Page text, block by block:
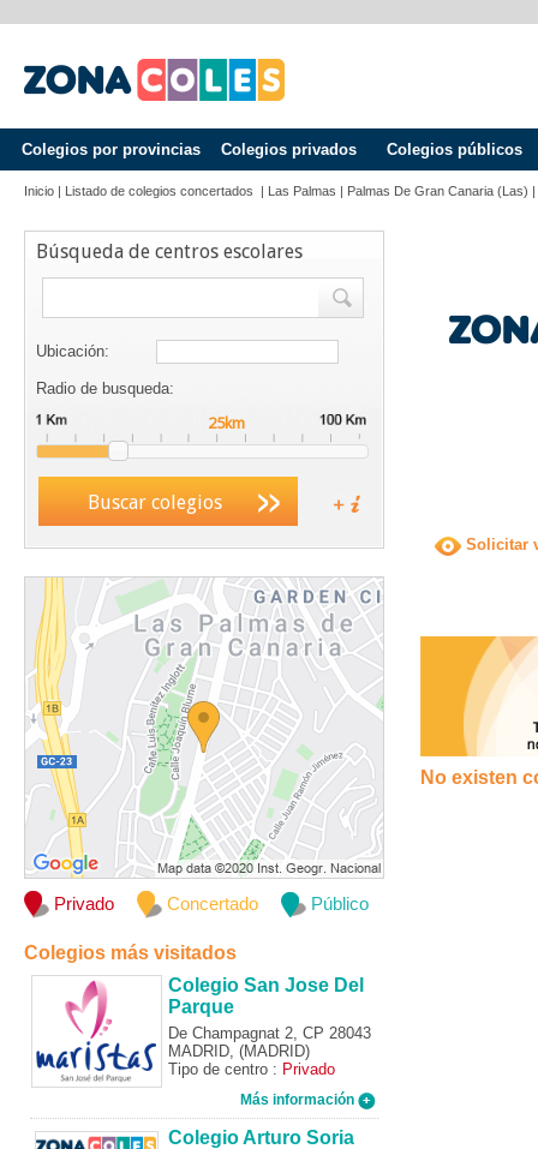
Colegios por provincias Colegios privados Colegios públicos
Inicio | Listado de colegios concertados | Las Palmas | Palmas De Gran Canaria (las) |
Búsqueda de centros escolares
Ubicación:
Radio de busqueda:
Buscar colegios
Privado Concertado Público
Colegios más visitados
Colegio San Jose Del
Parque
De Champagnat 2, CP 28043
MADRID, (MADRID)
Tipo de centro : Privado
Más información
Colegio Arturo Soria
Solicitar
No existen